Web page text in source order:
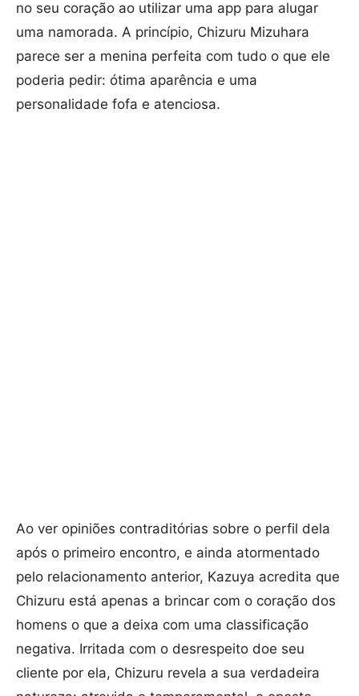
no seu coração ao utilizar uma app para alugar
uma namorada. A princípio, Chizuru Mizuhara
parece ser a menina perfeita com tudo o que ele
poderia pedir: ótima aparência e uma
personalidade fofa e atenciosa.
Ao ver opiniões contraditórias sobre o perfil dela
após o primeiro encontro, e ainda atormentado
pelo relacionamento anterior, Kazuya acredita que
Chizuru está apenas a brincar com o coração dos
homens o que a deixa com uma classificação
negativa. Irritada com o desrespeito doe seu
cliente por ela, Chizuru revela a sua verdadeira